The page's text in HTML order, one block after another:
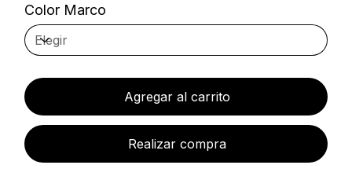
Color Marco
Agregar al carrito
Realizar compra